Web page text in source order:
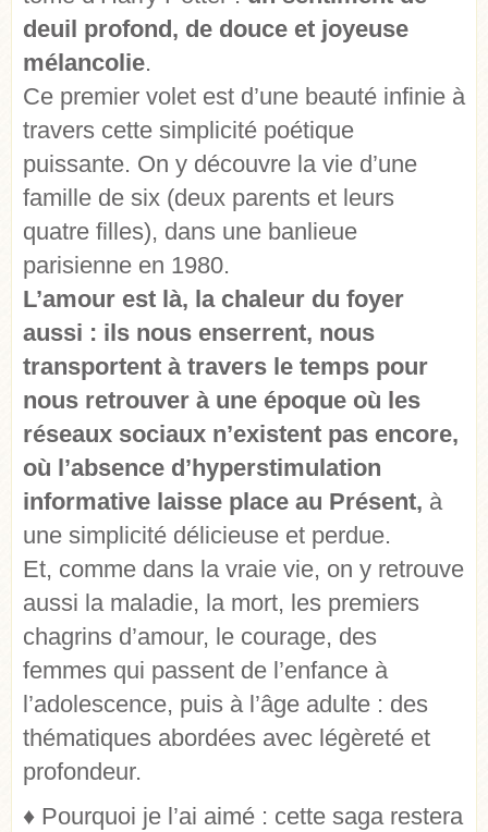
deuil profond, de douce et joyeuse
mélancolie.
Ce premier volet est d’une beauté infinie à
travers cette simplicité poétique
puissante. On y découvre la vie d’une
famille de six (deux parents et leurs
quatre filles), dans une banlieue
parisienne en 1980.
L’amour est là, la chaleur du foyer
aussi : ils nous enserrent, nous
transportent à travers le temps pour
nous retrouver à une époque où les
réseaux sociaux n’existent pas encore,
où l’absence d’hyperstimulation
informative laisse place au Présent, à
une simplicité délicieuse et perdue.
Et, comme dans la vraie vie, on y retrouve
aussi la maladie, la mort, les premiers
chagrins d’amour, le courage, des
femmes qui passent de l’enfance à
l’adolescence, puis à l’âge adulte : des
thématiques abordées avec légèreté et
profondeur.
♦ Pourquoi je l’ai aimé : cette saga restera